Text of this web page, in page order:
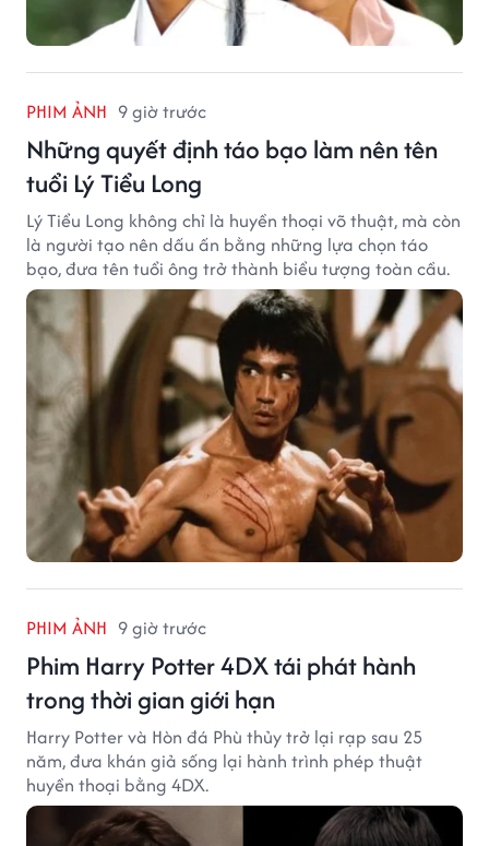
PHIM ẢNH 9 giờ trước
Những quyết định táo bạo làm nên tên
tuổi Lý Tiểu Long
Lý Tiểu Long không chỉ là huyền thoại võ thuật, mà còn
là người tạo nên dấu ấn bằng những lựa chọn táo
bạo, đưa tên tuổi ông trở thành biểu tượng toàn cầu.
PHIM ẢNH 9 giờ trước
Phim Harry Potter 4DX tái phát hành
trong thời gian giới hạn
Harry Potter và Hòn đá Phù thủy trở lại rạp sau 25
năm, đưa khán giả sống lại hành trình phép thuật
huyền thoại bằng 4DX.